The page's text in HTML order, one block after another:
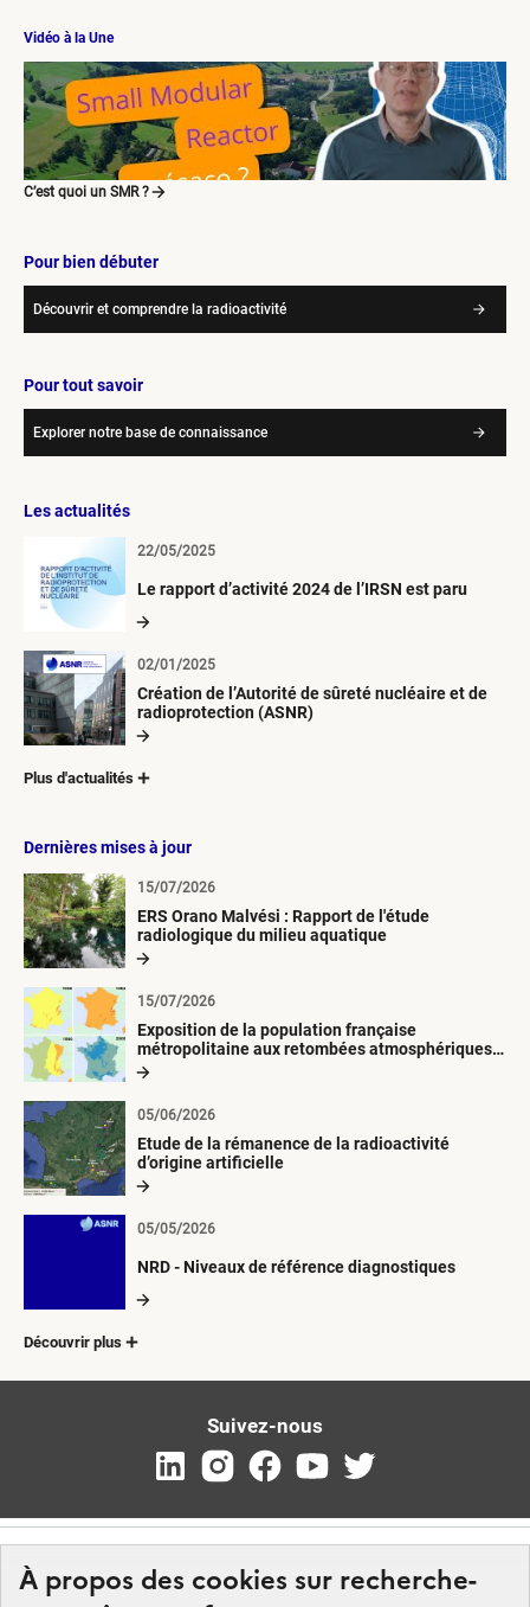
À propos des cookies sur recherche-
Vidéo à la Une
C’est quoi un SMR ?
Pour bien débuter
Découvrir et comprendre la radioactivité
Pour tout savoir
Explorer notre base de connaissance
Les actualités
Le rapport d’activité 2024 de l’IRSN est paru
22/05/2025
Création de l’Autorité de sûreté nucléaire et de
radioprotection (ASNR)
02/01/2025
Plus d'actualités
Dernières mises à jour
ERS Orano Malvési : Rapport de l'étude
radiologique du milieu aquatique
15/07/2026
Exposition de la population française
métropolitaine aux retombées atmosphériques
radioactives depuis 1945
15/07/2026
Etude de la rémanence de la radioactivité
d’origine artificielle
05/06/2026
NRD - Niveaux de référence diagnostiques
05/05/2026
Découvrir plus
Suivez-nous